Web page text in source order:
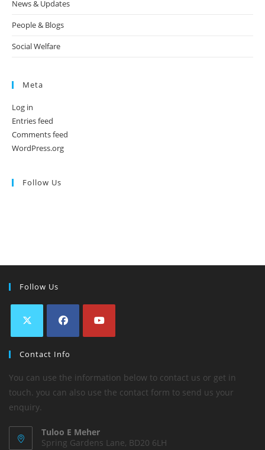
News & Updates
People & Blogs
Social Welfare
Meta
Log in
Entries feed
Comments feed
WordPress.org
Follow Us
Follow Us
Contact Info
You can use the information below to contact us or get in
touch. you can also use the contact form to send us your
enquiry.
Tuloo E Meher
Spring Gardens Lane, BD20 6LH